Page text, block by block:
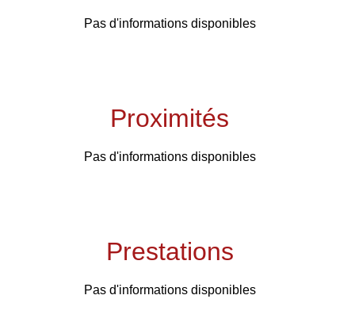
Pas d'informations disponibles
Proximités
Pas d'informations disponibles
Prestations
Pas d'informations disponibles